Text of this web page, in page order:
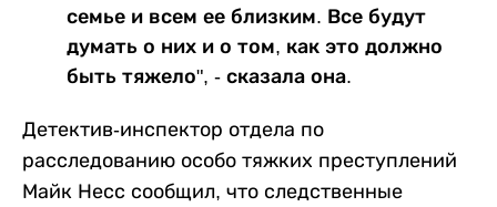
семье и всем ее близким. Все будут
думать о них и о том, как это должно
быть тяжело", - сказала она.
Детектив-инспектор отдела по
расследованию особо тяжких преступлений
Майк Несс сообщил, что следственные